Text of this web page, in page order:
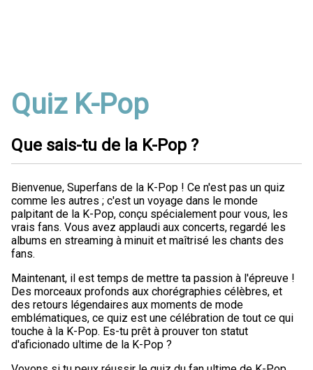
Quiz K-Pop
Que sais-tu de la K-Pop ?
Bienvenue, Superfans de la K-Pop ! Ce n'est pas un quiz
comme les autres ; c'est un voyage dans le monde
palpitant de la K-Pop, conçu spécialement pour vous, les
vrais fans. Vous avez applaudi aux concerts, regardé les
albums en streaming à minuit et maîtrisé les chants des
fans.
Maintenant, il est temps de mettre ta passion à l'épreuve !
Des morceaux profonds aux chorégraphies célèbres, et
des retours légendaires aux moments de mode
emblématiques, ce quiz est une célébration de tout ce qui
touche à la K-Pop. Es-tu prêt à prouver ton statut
d'aficionado ultime de la K-Pop ?